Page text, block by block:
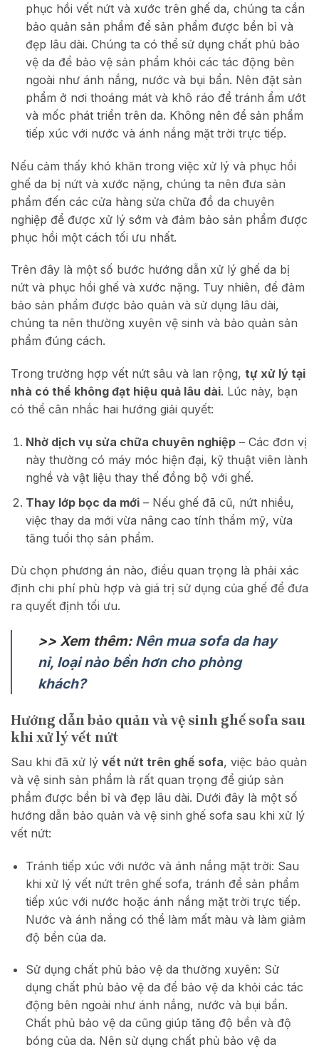
phục hồi vết nứt và xước trên ghế da, chúng ta cần
bảo quản sản phẩm để sản phẩm được bền bỉ và
đẹp lâu dài. Chúng ta có thể sử dụng chất phủ bảo
vệ da để bảo vệ sản phẩm khỏi các tác động bên
ngoài như ánh nắng, nước và bụi bẩn. Nên đặt sản
phẩm ở nơi thoáng mát và khô ráo để tránh ẩm ướt
và mốc phát triển trên da. Không nên để sản phẩm
tiếp xúc với nước và ánh nắng mặt trời trực tiếp.
Nếu cảm thấy khó khăn trong việc xử lý và phục hồi
ghế da bị nứt và xước nặng, chúng ta nên đưa sản
phẩm đến các cửa hàng sửa chữa đồ da chuyên
nghiệp để được xử lý sớm và đảm bảo sản phẩm được
phục hồi một cách tối ưu nhất.
Trên đây là một số bước hướng dẫn xử lý ghế da bị
nứt và phục hồi ghế và xước nặng. Tuy nhiên, để đảm
bảo sản phẩm được bảo quản và sử dụng lâu dài,
chúng ta nên thường xuyên vệ sinh và bảo quản sản
phẩm đúng cách.
Trong trường hợp vết nứt sâu và lan rộng, tự xử lý tại
nhà có thể không đạt hiệu quả lâu dài. Lúc này, bạn
có thể cân nhắc hai hướng giải quyết:
Nhờ dịch vụ sửa chữa chuyên nghiệp– Các đơn vị
này thường có máy móc hiện đại, kỹ thuật viên lành
nghề và vật liệu thay thế đồng bộ với ghế.
Thay lớp bọc da mới– Nếu ghế đã cũ, nứt nhiều,
việc thay da mới vừa nâng cao tính thẩm mỹ, vừa
tăng tuổi thọ sản phẩm.
Dù chọn phương án nào, điều quan trọng là phải xác
định chi phí phù hợp và giá trị sử dụng của ghế để đưa
ra quyết định tối ưu.
>> Xem thêm: Nên mua sofa da hay
nỉ, loại nào bền hơn cho phòng
khách?
Hướng dẫn bảo quản và vệ sinh ghế sofa sau
khi xử lý vết nứt
Sau khi đã xử lý vết nứt trên ghế sofa, việc bảo quản
và vệ sinh sản phẩm là rất quan trọng để giúp sản
phẩm được bền bỉ và đẹp lâu dài. Dưới đây là một số
hướng dẫn bảo quản và vệ sinh ghế sofa sau khi xử lý
vết nứt:
Tránh tiếp xúc với nước và ánh nắng mặt trời: Sau
khi xử lý vết nứt trên ghế sofa, tránh để sản phẩm
tiếp xúc với nước hoặc ánh nắng mặt trời trực tiếp.
Nước và ánh nắng có thể làm mất màu và làm giảm
độ bền của da.
Sử dụng chất phủ bảo vệ da thường xuyên: Sử
dụng chất phủ bảo vệ da để bảo vệ da khỏi các tác
động bên ngoài như ánh nắng, nước và bụi bẩn.
Chất phủ bảo vệ da cũng giúp tăng độ bền và độ
bóng của da. Nên sử dụng chất phủ bảo vệ da